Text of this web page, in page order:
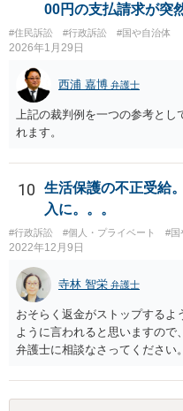
00円の支払請求が突
#住民訴訟 #行政訴訟 #国や自治体
2026年1月29日
西浦 嘉博 弁護士
上記の裁判例を一つの参考と
れます。
10
生活保護の不正受給
入に。。。
#行政訴訟 #個人・プライベート #国
2022年12月9日
寺林 智栄 弁護士
おそらく返金がストップするよ
ように言われると思いますの
弁護士に相談なさってください。